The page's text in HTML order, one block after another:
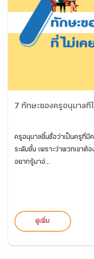
7 ทักษะของครูอนุบาลที่
ครูอนุบาลขึ้นชื่อว่าเป็นครูที่มี
ระดับชั้น เพราะว่าพวกเขาต้
อยากรู้มาอ่...
ดูเพิ่ม